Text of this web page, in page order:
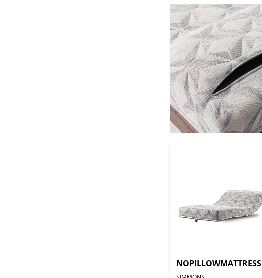
NOPILLOWMATTRESS